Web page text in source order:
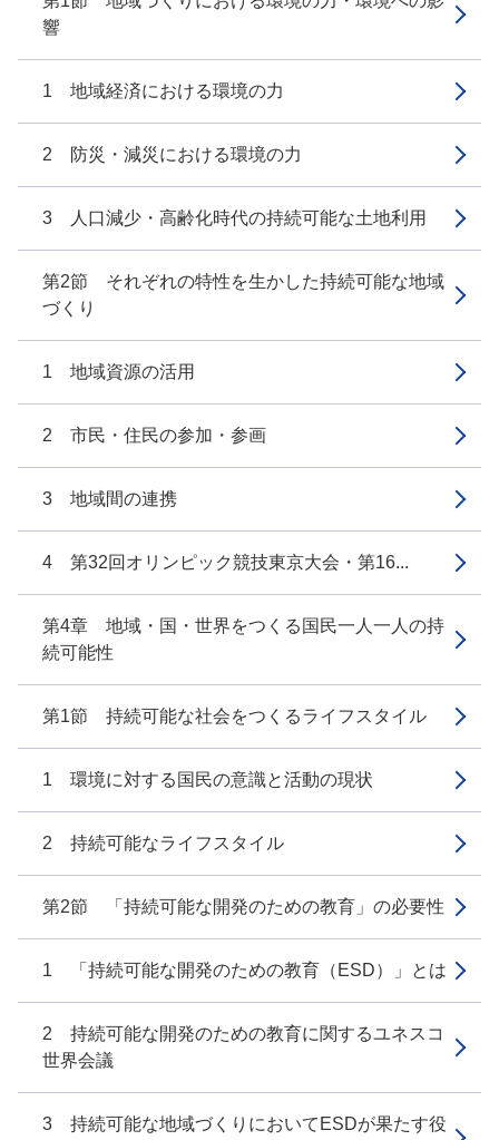
響
1 地域経済における環境の力
2 防災・減災における環境の力
3 人口減少・高齢化時代の持続可能な土地利用
第2節 それぞれの特性を生かした持続可能な地域
づくり
1 地域資源の活用
2 市民・住民の参加・参画
3 地域間の連携
4 第32回オリンピック競技東京大会・第16...
第4章 地域・国・世界をつくる国民一人一人の持
続可能性
第1節 持続可能な社会をつくるライフスタイル
1 環境に対する国民の意識と活動の現状
2 持続可能なライフスタイル
第2節 「持続可能な開発のための教育」の必要性
1 「持続可能な開発のための教育（ESD）」とは
2 持続可能な開発のための教育に関するユネスコ
世界会議
3 持続可能な地域づくりにおいてESDが果たす役